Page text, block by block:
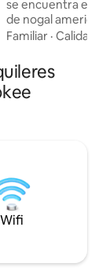
se encuentra
de nogal
privado con
caza. Relájate en el porche de 50 pies de
largo y observa el
ranas por la noche. Disfruta de un
privados y completos. Este
todo.
Familiar ·Calidad-
Wifi